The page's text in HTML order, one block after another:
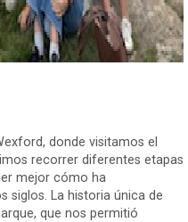
donde visitamos el
recorrer diferentes etapas
mejor cómo ha
siglos. La historia única de
que nos permitió